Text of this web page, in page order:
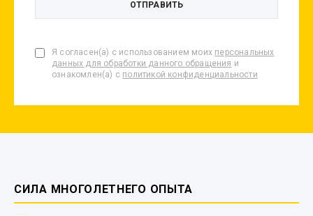
Я согласен(а) с использованием моих персональных
данных для обработки данного обращения и
ознакомлен(а) с политикой конфиденциальности
СИЛА МНОГОЛЕТНЕГО ОПЫТА